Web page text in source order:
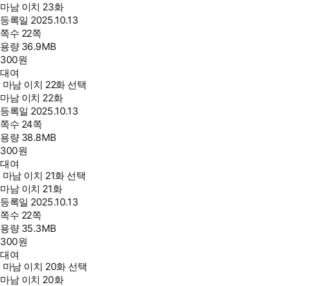
마남 이치 23화
등록일 2025.10.13
쪽수 22쪽
용량 36.9MB
300원
대여
마남 이치 22화 선택
마남 이치 22화
등록일 2025.10.13
쪽수 24쪽
용량 38.8MB
300원
대여
마남 이치 21화 선택
마남 이치 21화
등록일 2025.10.13
쪽수 22쪽
용량 35.3MB
300원
대여
마남 이치 20화 선택
마남 이치 20화